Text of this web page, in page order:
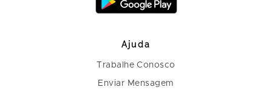
Ajuda
Trabalhe Conosco
Enviar Mensagem